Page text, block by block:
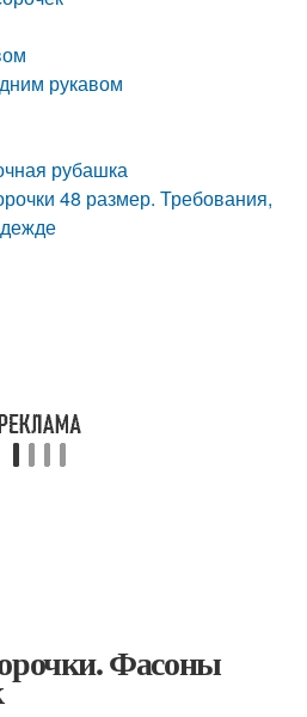
рукавом
рубашка
48 размер. Требования,
Фасоны